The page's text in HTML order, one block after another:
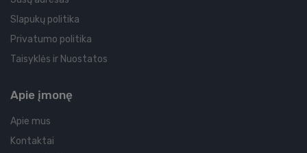
Slapukų politika
Privatumo politika
Taisyklės ir Nuostatos
Apie įmonę
Apie mus
Kontaktai